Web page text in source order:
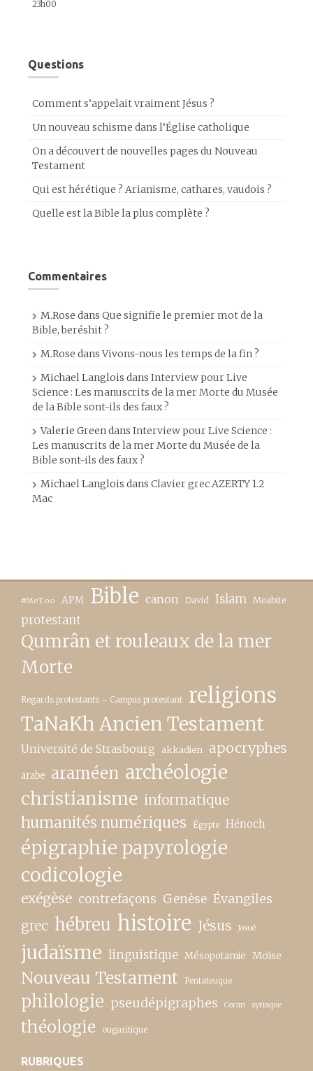
23h00
Questions
Comment s’appelait vraiment Jésus ?
Un nouveau schisme dans l’Église catholique
On a découvert de nouvelles pages du Nouveau
Testament
Qui est hérétique ? Arianisme, cathares, vaudois ?
Quelle est la Bible la plus complète ?
Commentaires
M.Rose dans Que signifie le premier mot de la
Bible, beréshit ?
M.Rose dansVivons-nous les temps de la fin ?
Michael Langlois dans Interview pour Live
Science : Les manuscrits de la mer Morte du Musée
de la Bible sont-ils des faux ?
Valerie Greendans Interview pour Live Science :
Les manuscrits de la mer Morte du Musée de la
Bible sont-ils des faux ?
Michael Langlois dans Clavier grec AZERTY 1.2
Mac
#MeToo APM Bible canon David Islam Moabite
protestant
Qumrân et rouleaux de la mer
Morte
Regards protestants – Campus protestant religions
TaNaKh Ancien Testament
Université de Strasbourg akkadien apocryphes
arabe araméen archéologie
christianisme informatique
humanités numériques Égypte Hénoch
épigraphie papyrologie
codicologie
exégèse contrefaçons Genèse Évangiles
grec hébreu histoire Jésus Josué
judaïsme linguistique Mésopotamie Moïse
Nouveau Testament Pentateuque
philologie pseudépigraphes Coran syriaque
théologie ougaritique
RUBRIQUES